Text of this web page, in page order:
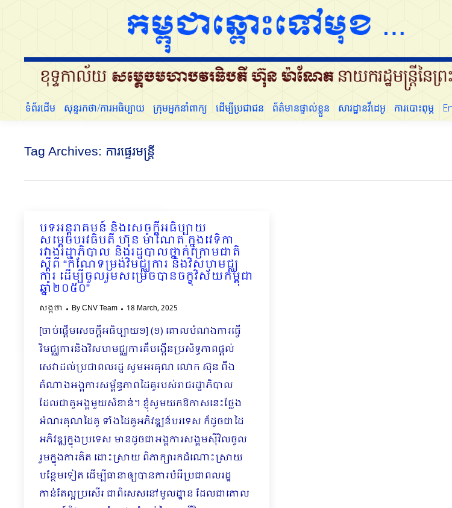
ទំព័រដើម សុន្ទរកថា/ការអធិប្បាយ ក្រុមអ្នកនាំពាក្យ ដើម្បីប្រជាជន ព័ត៌មានផ្ទាល់ខ្លួន សារដ្ឋានវីដេអូ ការបោះពុម្ភ
Tag Archives: ការផ្ទេរមន្ដ្រី
បទអន្ដរាគមន៍ និងសេចក្ដីអធិប្បាយ
សម្ដេចបរវធិបតី ហ៊ុន ម៉ាណែត ក្នុងវេទិកា
រវាងរដ្ឋាភិបាល និងរដ្ឋបាលថ្នាក់ក្រោមជាតិ
ស្ដីពី “កំណែទម្រង់វិមជ្ឈការ និងវិសហមជ្ឈ
ការ ដើម្បីចូលរួមសម្រេចបានចក្ខុវិស័យកម្ពុជា
ឆ្នាំ២០៥០”
សង្កថា ByCNV Team 18 March, 2025
[ចាប់ផ្ដើមសេចក្ដីអធិប្បាយ១] (១) គោលបំណងការធ្វើ
វិមជ្ឈការនិងវិសហមជ្ឈការគឺបង្កើនប្រសិទ្ធភាពផ្ដល់
សេវាដល់ប្រជាពលរដ្ឋ សូមអរគុណ លោក ស៊ុន ពីង
តំណាងអង្គការសម្ព័ន្ធភាពដៃគូរបស់រាជរដ្ឋាភិបាល
ដែលជាតួអង្គមួយសំខាន់។ ខ្ញុំសូមយកឱកាសនេះថ្លែង
អំណរគុណដៃគូ ទាំងដៃគូអភិវឌ្ឍន៍បរទេស ក៏ដូចជាដៃ
អភិវឌ្ឍក្នុងប្រទេស មានដូចជាអង្គការសង្គមស៊ីវិលចូល
រួមក្នុងការគិត ដោះស្រាយ ពិភាក្សារកដំណោះស្រាយ
បន្ថែមទៀត ដើម្បីធានាឲ្យបានការបំរើប្រជាពលរដ្ឋ
កាន់តែល្អប្រសើរ ជាពិសេសនៅមូលដ្ឋាន ដែលជាគោល